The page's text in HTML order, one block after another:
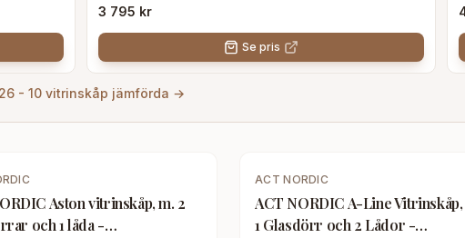
3 795 kr
Se pris
- 10 vitrinskåp jämförda →
Aston vitrinskåp, m. 2
och 1 låda -
ACT NORDIC
ACT NORDIC A-Line
1 Glasdörr och 2 Lådor -